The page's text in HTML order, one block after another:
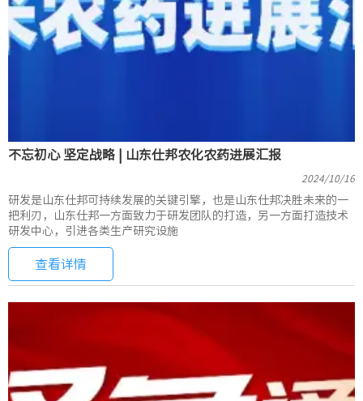
不忘初心 坚定战略 | 山东仕邦农化农药进展汇报
2024/10/16
研发是山东仕邦可持续发展的关键引擎，也是山东仕邦决胜未来的一
把利刃，山东仕邦一方面致力于研发团队的打造，另一方面打造技术
研发中心，引进各类生产研究设施
查看详情